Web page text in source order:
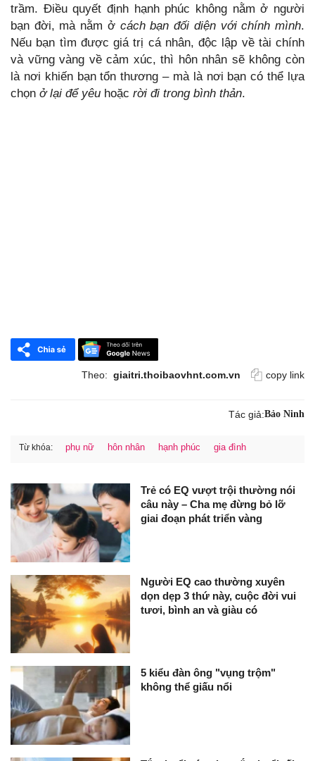
trầm. Điều quyết định hạnh phúc không nằm ở người
bạn đời, mà nằm ở cách bạn đối diện với chính mình.
Nếu bạn tìm được giá trị cá nhân, độc lập về tài chính
và vững vàng về cảm xúc, thì hôn nhân sẽ không còn
là nơi khiến bạn tổn thương – mà là nơi bạn có thể lựa
chọn ở lại để yêu hoặc rời đi trong bình thản.
Theo: giaitri.thoibaovhnt.com.vn copy link
Tác giả:Bảo Ninh
Từ khóa: phụ nữ hôn nhân hạnh phúc gia đình
Trẻ có EQ vượt trội thường nói
câu này – Cha mẹ đừng bỏ lỡ
giai đoạn phát triển vàng
Người EQ cao thường xuyên
dọn dẹp 3 thứ này, cuộc đời vui
tươi, bình an và giàu có
5 kiểu đàn ông "vụng trộm"
không thể giấu nổi